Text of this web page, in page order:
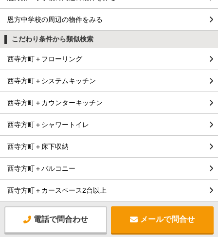
恩方中学校の周辺の物件をみる
こだわり条件から類似検索
西寺方町＋フローリング
西寺方町＋システムキッチン
西寺方町＋カウンターキッチン
西寺方町＋シャワートイレ
西寺方町＋床下収納
西寺方町＋バルコニー
西寺方町＋カースペース2台以上
電話で問合わせ メールで問合せ